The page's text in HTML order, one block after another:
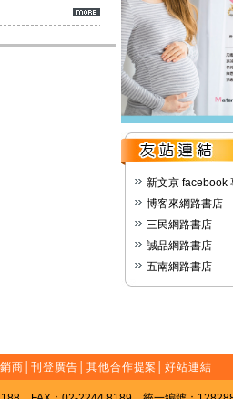
新文京 facebook
博客來網路書店
三民網路書店
誠品網路書店
五南網路書店
商 │刊登廣告 其他合作提案 │好站連結